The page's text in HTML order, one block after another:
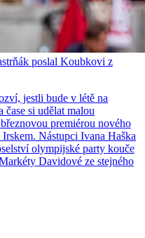
poslal Koubkovi z
jestli bude v létě na
čase si udělat malou
premiérou nového
Nástupci Ivana Haška
olympijské party kouče
Davidové ze stejného